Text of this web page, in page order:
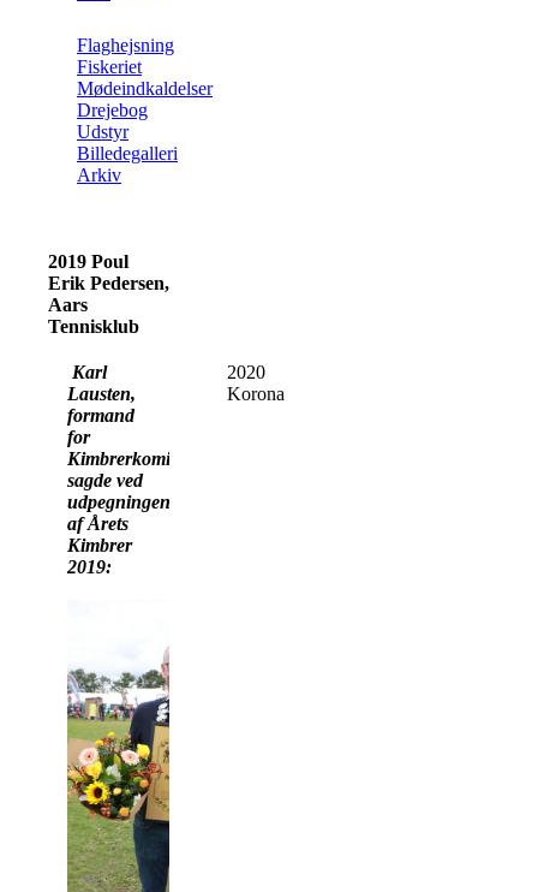
Flaghejsning
Fiskeriet
Mødeindkaldelser
Drejebog
Udstyr
Billedegalleri
Arkiv
2019 Poul
Erik Pedersen,
Aars
Tennisklub
Karl
Lausten,
formand
for
Kimbrerkomitéen,
sagde ved
udpegningen
af Årets
Kimbrer
2019:
2020
Korona